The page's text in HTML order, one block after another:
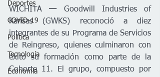
Deportes
COVID-19
Política
Tecnología
Economía
WICHITA — Goodwill Industries of
Kansas (GWKS) reconoció a diez
integrantes de su Programa de Servicios
de Reingreso, quienes culminaron con
éxito su formación como parte de la
Cohorte 11. El grupo, compuesto por